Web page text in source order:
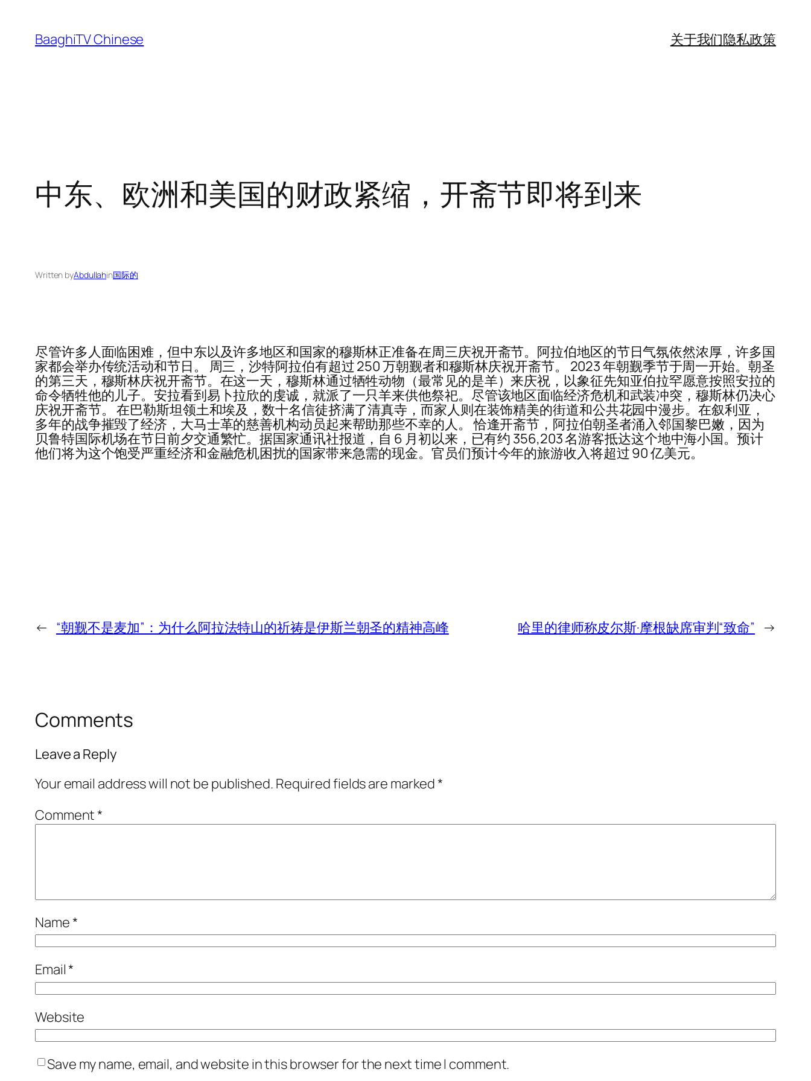
content
BaaghiTV Chinese 关于我们隐私政策
中东、欧洲和美国的财政紧缩，开斋节即将到来
Written byAbdullahin国际的
尽管许多人面临困难，但中东以及许多地区和国家的穆斯林正准备在周三庆祝开斋节。阿拉伯地区的节日气氛依然浓厚，许多国
家都会举办传统活动和节日。 周三，沙特阿拉伯有超过 250 万朝觐者和穆斯林庆祝开斋节。 2023 年朝觐季节于周一开始。朝圣
的第三天，穆斯林庆祝开斋节。在这一天，穆斯林通过牺牲动物（最常见的是羊）来庆祝，以象征先知亚伯拉罕愿意按照安拉的
命令牺牲他的儿子。安拉看到易卜拉欣的虔诚，就派了一只羊来供他祭祀。尽管该地区面临经济危机和武装冲突，穆斯林仍决心
庆祝开斋节。 在巴勒斯坦领土和埃及，数十名信徒挤满了清真寺，而家人则在装饰精美的街道和公共花园中漫步。在叙利亚，
多年的战争摧毁了经济，大马士革的慈善机构动员起来帮助那些不幸的人。 恰逢开斋节，阿拉伯朝圣者涌入邻国黎巴嫩，因为
贝鲁特国际机场在节日前夕交通繁忙。据国家通讯社报道，自 6 月初以来，已有约 356,203 名游客抵达这个地中海小国。预计
他们将为这个饱受严重经济和金融危机困扰的国家带来急需的现金。官员们预计今年的旅游收入将超过 90 亿美元。
← “朝觐不是麦加”：为什么阿拉法特山的祈祷是伊斯兰朝圣的精神高峰 哈里的律师称皮尔斯·摩根缺席审判“致命” →
Comments
Leave a Reply
Your email address will not be published. Required fields are marked*
Comment*
Name*
Email*
Website
Save my name, email, and website in this browser for the next time I comment.